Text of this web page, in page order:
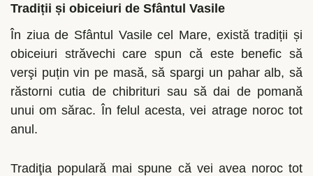
Tradiții și obiceiuri de Sfântul Vasile
În ziua de Sfântul Vasile cel Mare, există tradiții și
obiceiuri străvechi care spun că este benefic să
verşi puțin vin pe masă, să spargi un pahar alb, să
răstorni cutia de chibrituri sau să dai de pomană
unui om sărac. În felul acesta, vei atrage noroc tot
anul.
Tradiţia populară mai spune că vei avea noroc tot